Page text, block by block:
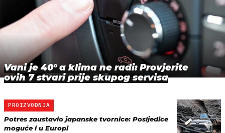
Vani je 40° a klima ne radi: Provjerite
ovih 7 stvari prije skupog servisa
PROIZVODNJA
Potres zaustavio japanske tvornice: Posljedice
moguće i u Europi